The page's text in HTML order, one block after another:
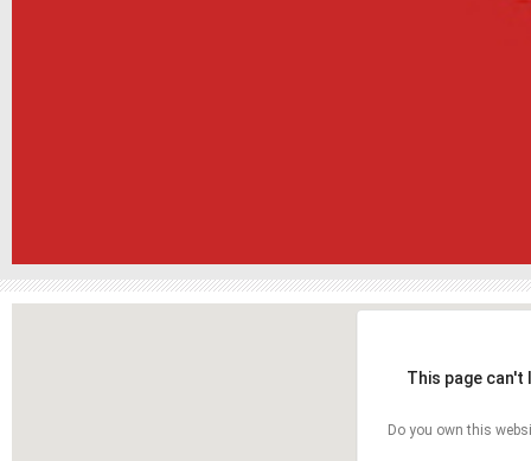
This page
Do you own this